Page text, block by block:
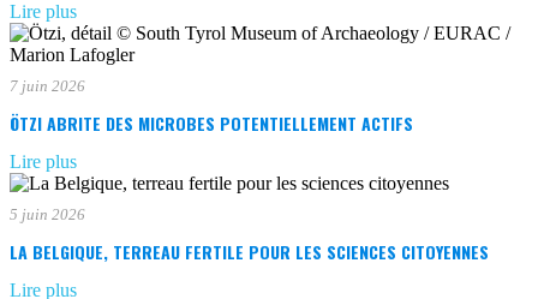
Lire plus
7 juin 2026
ÖTZI ABRITE DES MICROBES POTENTIELLEMENT ACTIFS
Lire plus
5 juin 2026
LA BELGIQUE, TERREAU FERTILE POUR LES SCIENCES CITOYENNES
Lire plus